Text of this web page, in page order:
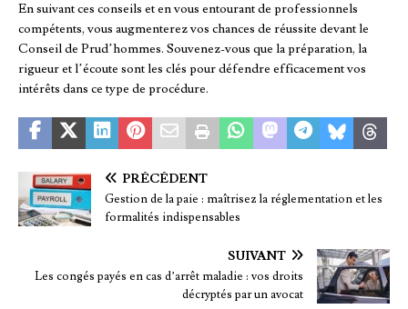
En suivant ces conseils et en vous entourant de professionnels
compétents, vous augmenterez vos chances de réussite devant le
Conseil de Prud’hommes. Souvenez-vous que la préparation, la
rigueur et l’écoute sont les clés pour défendre efficacement vos
intérêts dans ce type de procédure.
PRÉCÉDENT
Gestion de la paie : maîtrisez la réglementation et les
formalités indispensables
SUIVANT
Les congés payés en cas d’arrêt maladie : vos droits
décryptés par un avocat